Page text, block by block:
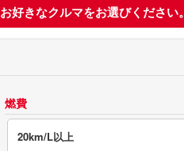
オプションについて
お好きなクルマをお選びください。
燃費
20km/L以上